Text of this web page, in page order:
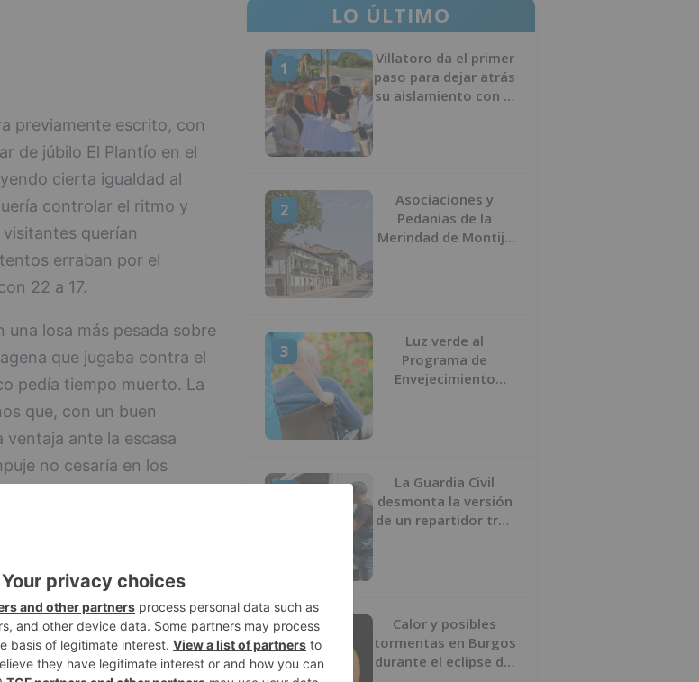
previamente escrito, con
de júbilo El Plantío en el
cierta igualdad al
controlar el ritmo y
querían
erraban por el
22 a 17.
losa más pesada sobre
que jugaba contra el
pedía tiempo muerto. La
que, con un buen
ante la escasa
no cesaría en los
canasta sobre la
la máxima al
alta tras el paso por los
mitad ponía el +25
ya decantado a favor
del plantel de
LO ÚLTIMO
1
Villatoro da el primer
paso para dejar atrás
su aislamiento con el
2
Asociaciones y
Pedanías de la
Merindad de Montija
3
Luz verde al
Programa de
Envejecimiento
La Guardia Civil
desmonta la versión
de un repartidor tras
5
Calor y posibles
tormentas en Burgos
durante el eclipse del